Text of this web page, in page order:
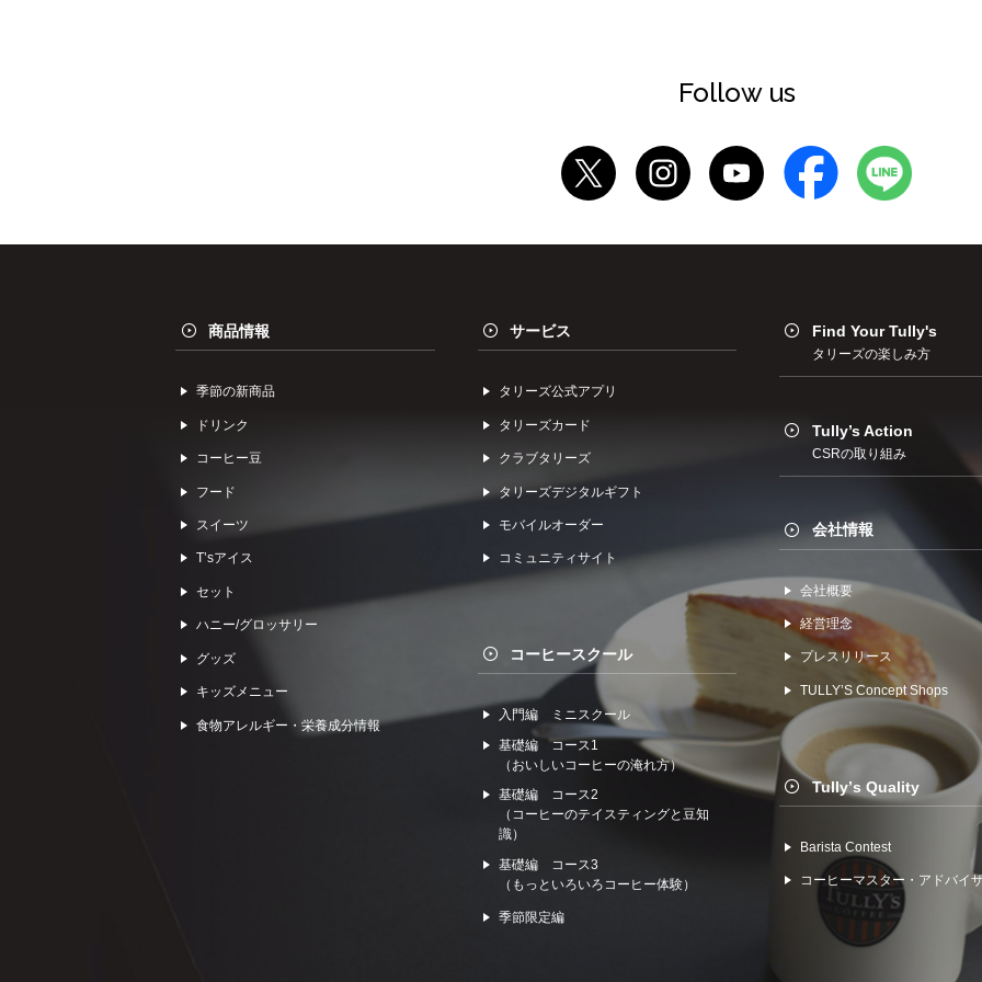
Follow us
商品情報
季節の新商品
ドリンク
コーヒー⾖
フード
スイーツ
Tʼsアイス
セット
ハニー/グロッサリー
グッズ
キッズメニュー
食物アレルギー・栄養成分情報
サービス
タリーズ公式アプリ
タリーズカード
クラブタリーズ
タリーズデジタルギフト
モバイルオーダー
コミュニティサイト
コーヒースクール
入門編 ミニスクール
基礎編 コース1
（おいしいコーヒーの淹れ方）
基礎編 コース2
（コーヒーのテイスティングと豆知
識）
基礎編 コース3
（もっといろいろコーヒー体験）
季節限定編
Find Your Tully's
タリーズの楽しみ方
Tully’s Action
CSRの取り組み
会社情報
会社概要
経営理念
プレスリリース
TULLYʼS Concept Shops
Tullyʼs Quality
Barista Contest
コーヒーマスター・アドバイ